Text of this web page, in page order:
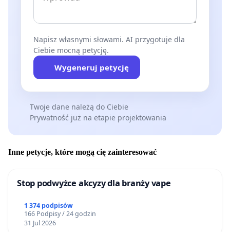
Napisz własnymi słowami. AI przygotuje dla
Ciebie mocną petycję.
Wygeneruj petycję
Twoje dane należą do Ciebie
Prywatność już na etapie projektowania
Inne petycje, które mogą cię zainteresować
Stop podwyżce akcyzy dla branży vape
1 374 podpisów
166 Podpisy / 24 godzin
31 Jul 2026